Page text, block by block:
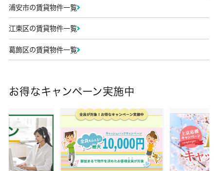
浦安市の賃貸物件一覧
江東区の賃貸物件一覧
葛飾区の賃貸物件一覧
お得なキャンペーン実施中